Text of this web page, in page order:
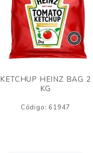
KETCHUP HEINZ BAG 2
KG
Código: 61947